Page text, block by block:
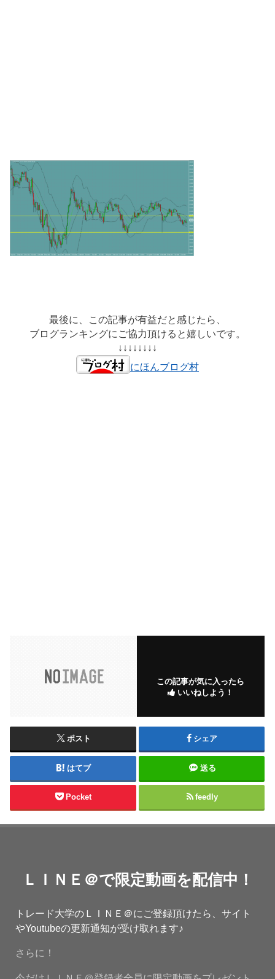
最後に、この記事が有益だと感じたら、
ブログランキングにご協力頂けると嬉しいです。
↓↓↓↓↓↓↓↓
にほんブログ村
この記事が気に入ったら
いいねしよう！
ポスト シェア
はてブ 送る
Pocket feedly
ＬＩＮＥ＠で限定動画を配信中！
トレード大学のＬＩＮＥ＠にご登録頂けたら、サイト
やYoutubeの更新通知が受け取れます♪
さらに！